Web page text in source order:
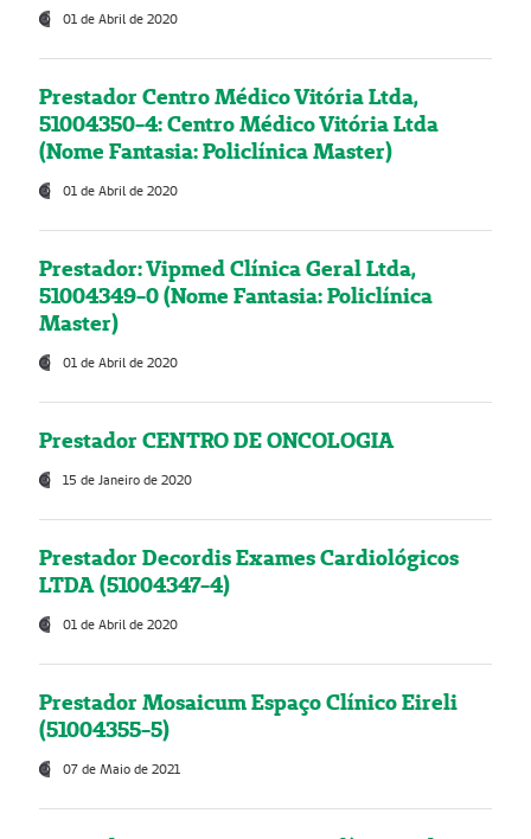
01 de Abril de 2020
Prestador Centro Médico Vitória Ltda,
51004350-4: Centro Médico Vitória Ltda
(Nome Fantasia: Policlínica Master)
01 de Abril de 2020
Prestador: Vipmed Clínica Geral Ltda,
51004349-0 (Nome Fantasia: Policlínica
Master)
01 de Abril de 2020
Prestador CENTRO DE ONCOLOGIA
15 de Janeiro de 2020
Prestador Decordis Exames Cardiológicos
LTDA (51004347-4)
01 de Abril de 2020
Prestador Mosaicum Espaço Clínico Eireli
(51004355-5)
07 de Maio de 2021